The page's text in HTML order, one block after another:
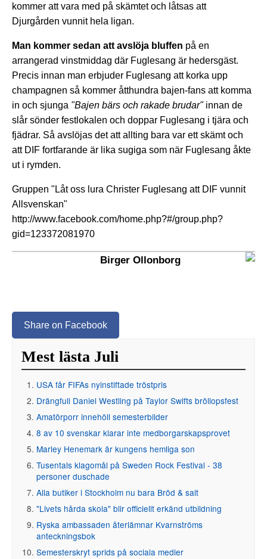
kommer att vara med på skämtet och låtsas att
Djurgården vunnit hela ligan.
Man kommer sedan att avslöja bluffen på en
arrangerad vinstmiddag där Fuglesang är hedersgäst.
Precis innan man erbjuder Fuglesang att korka upp
champagnen så kommer åtthundra bajen-fans att komma
in och sjunga "Bajen bärs och rakade brudar"innan de
slår sönder festlokalen och doppar Fuglesang i tjära och
fjädrar. Så avslöjas det att allting bara var ett skämt och
att DIF fortfarande är lika sugiga som när Fuglesang åkte
ut i rymden.
Gruppen "Låt oss lura Christer Fuglesang att DIF vunnit
Allsvenskan"
http://www.facebook.com/home.php?#/group.php?
gid=123372081970
Birger Ollonborg
Share on Facebook
Mest lästa Juli
USA får FIFAs nyinstiftade tröstpris
Drängfull Daniel Westling på Taylor Swifts bröllopsfest
Amatörporr innehöll semesterbilder
8 av 10 svenskar klarar inte medborgarskapsprovet
Marley Henemark är kungens hemliga son
Tusentals klagomål på Sweden Rock Festival - 38
personer duschade
Alla butiker i Stockholm nu bara Bröd & salt
"Livets hårda skola" blir officiellt erkänd utbildning
Ryska ambassaden återlämnar Kvarnströms
anteckningsbok
Semesterskryt sprids på sociala medier